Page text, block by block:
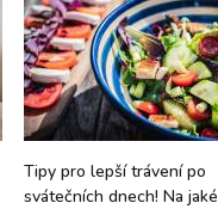
Tipy pro lepší trávení po
svátečních dnech! Na jaké